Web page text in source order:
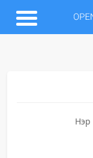
Нэр